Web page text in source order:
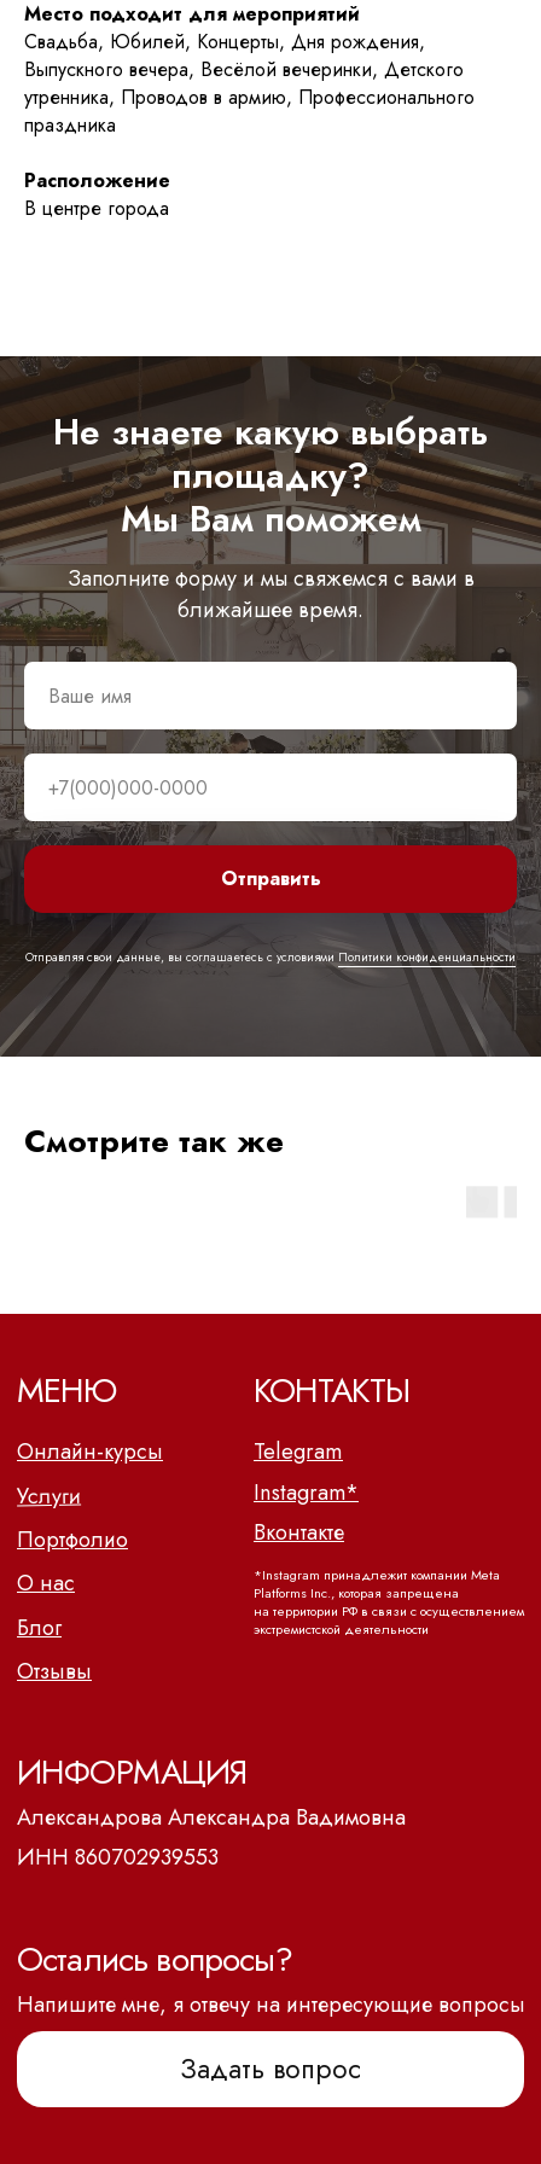
Место подходит для мероприятий
Свадьба, Юбилей, Концерты, Дня рождения,
Выпускного вечера, Весёлой вечеринки, Детского
утренника, Проводов в армию, Профессионального
праздника
Расположение
В центре города
Не знаете какую выбрать
площадку?
Мы Вам поможем
Заполните форму и мы свяжемся с вами в
ближайшее время.
Отправить
Отправляя свои данные, вы соглашаетесь с условиями Политики конфиденциальности
Смотрите так же
ИНФОРМАЦИЯ
Александрова Александра Вадимовна
ИНН 860702939553
Напишите мне, я отвечу на интересующие вопросы
Договор оферты
Политика обработки персональных данных
Разработка и техническая поддержка сайтов
2026 © Все права защищены